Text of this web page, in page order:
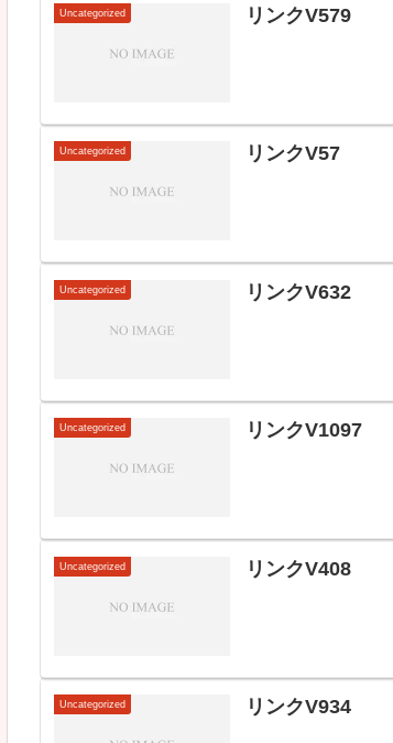
Uncategorized リンクV579
Uncategorized リンクV57
Uncategorized リンクV632
Uncategorized リンクV1097
Uncategorized リンクV408
Uncategorized リンクV934